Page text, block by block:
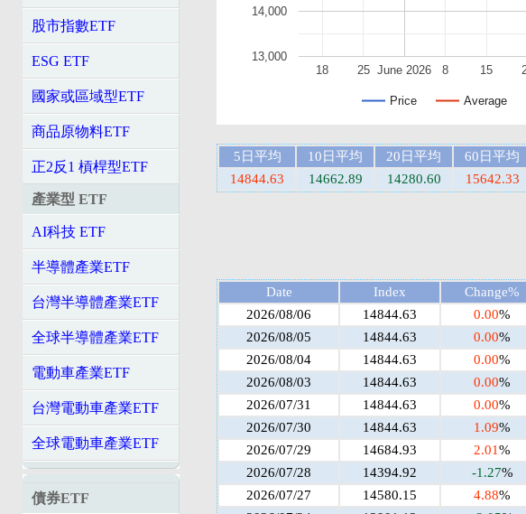
股市指數ETF
ESG ETF
國家或區域型ETF
商品原物料ETF
正2反1 槓桿型ETF
產業型 ETF
AI科技 ETF
半導體產業ETF
台灣半導體產業ETF
全球半導體產業ETF
電動車產業ETF
台灣電動車產業ETF
全球電動車產業ETF
債券ETF
Price Average
June 2026
18 25 8 15
13,000
14,000
5日平均 10日平均 20日平均 60日平均
14844.63
14662.89 14280.60 15642.33
Date Index Change%
2026/08/06
14844.63 0.00%
2026/08/05
14844.63 0.00%
2026/08/04
14844.63 0.00%
2026/08/03
14844.63 0.00%
2026/07/31
14844.63 0.00%
2026/07/30
14844.63 1.09%
2026/07/29
14684.93 2.01%
2026/07/28
14394.92 -1.27%
2026/07/27
14580.15 4.88%